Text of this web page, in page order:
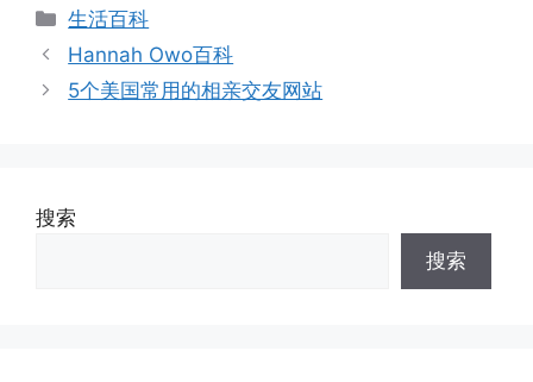
分
类
生活百科
Hannah Owo百科
5个美国常用的相亲交友网站
搜索
搜索